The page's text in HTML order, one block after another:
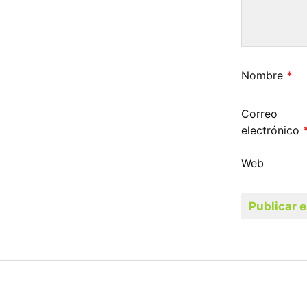
Nombre *
Correo
electrónico
Web